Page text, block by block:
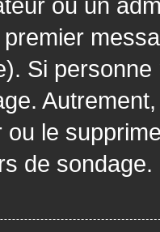
Si personne
ou le
de sondage.